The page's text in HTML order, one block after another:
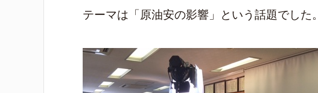
テーマは「原油安の影響」という話題でした。